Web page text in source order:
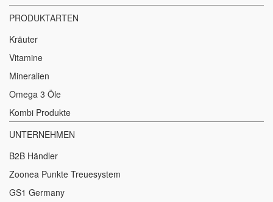
PRODUKTARTEN
Kräuter
Vitamine
Mineralien
Omega 3 Öle
Kombi Produkte
UNTERNEHMEN
B2B Händler
Zoonea Punkte Treuesystem
GS1 Germany